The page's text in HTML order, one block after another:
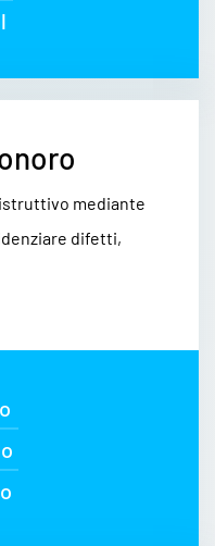
mediante
difetti,